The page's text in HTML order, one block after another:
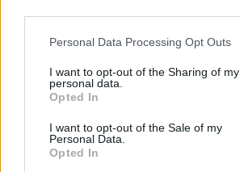
Personal Data Processing Opt Outs
I want to opt-out of the Sharing of my
personal data.
Opted In
I want to opt-out of the Sale of my
Personal Data.
Opted In